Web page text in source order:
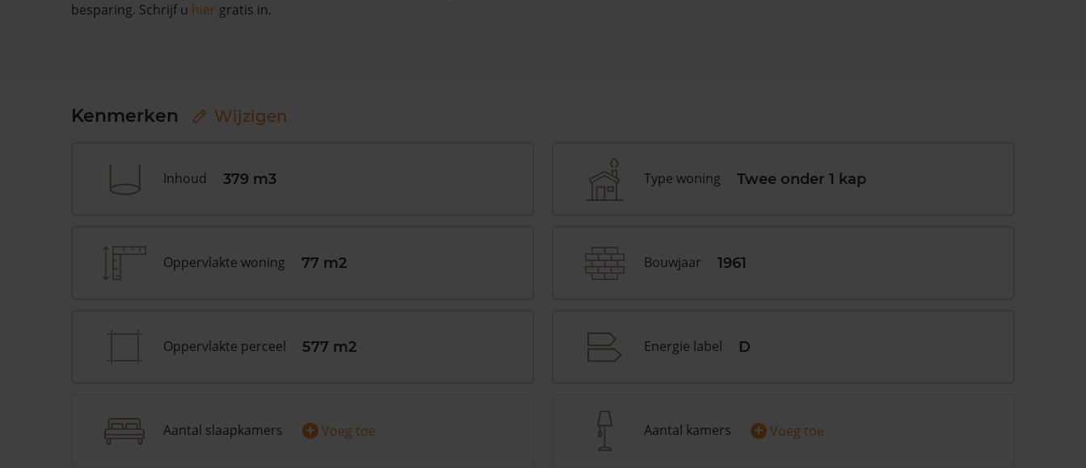
besparing. Schrijf u hier gratis in.
Kenmerken Wijzigen
Inhoud 379 m3 Type woning Twee onder 1 kap
Oppervlakte woning 77 m2 Bouwjaar 1961
Oppervlakte perceel 577 m2 Energie label D
Aantal slaapkamers + Voeg toe Aantal kamers + Voeg toe